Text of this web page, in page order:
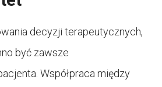
decyzji terapeutycznych,
być zawsze
Współpraca między